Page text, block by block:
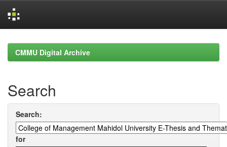
navigationCMMU Digital Archive
Search
Search:
for